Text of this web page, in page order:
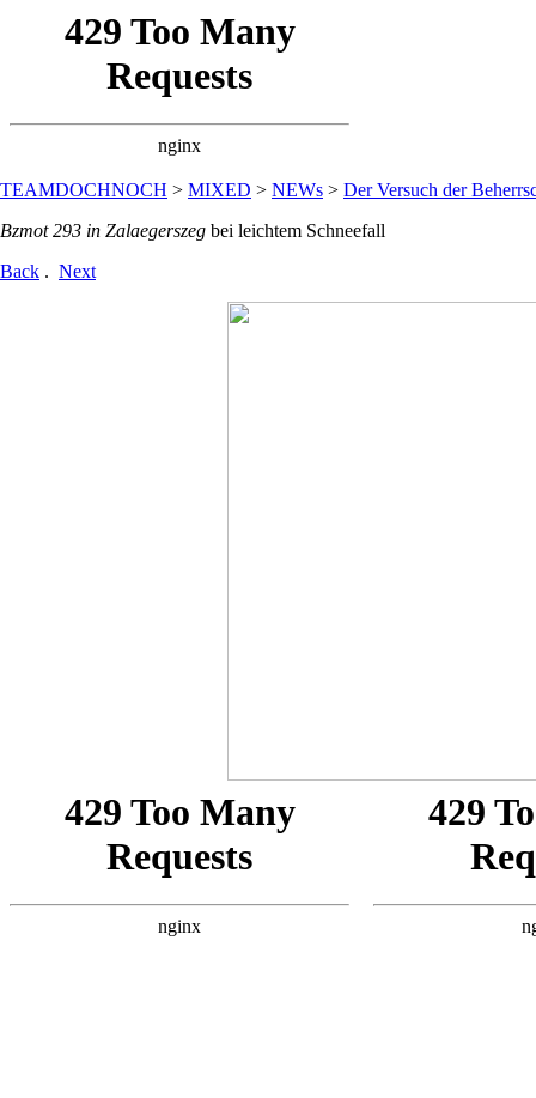
TEAMDOCHNOCH > MIXED > NEWs > Der Versuch der
Bzmot 293 in Zalaegerszeg bei leichtem Schneefall
Back . Next